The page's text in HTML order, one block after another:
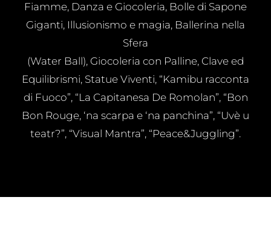
Fiamme, Danza e Giocoleria, Bolle di Sapone
Giganti, Illusionismo e magia, Ballerina nella
Sfera
(Water Ball), Giocoleria con Palline, Clave ed
Equilibrismi, Statue Viventi, “Kamibu racconta
di Fuoco”, “La Capitanesa De Romolan”, “Bon
Bon Rouge, ‘na scarpa e ‘na panchina”, “Uvè u
teatr?”, “Visual Mantra”, “Peace&Juggling”.